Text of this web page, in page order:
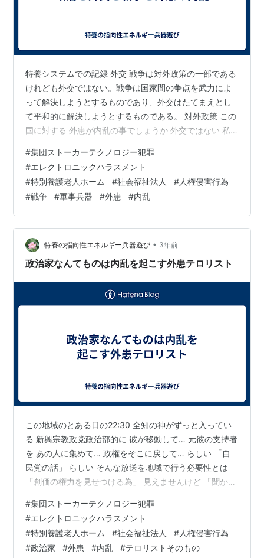
特養システムでの記録 外交 戦争は対外政策の一部である
けれども外交ではない。戦争は国家間の争点を武力によ
って解決しようとするものであり、外交はたてまえとし
て平和的に解決しようとするものである。 対外政策 この
国に対する 外患が内乱の事でしょうか 外交ではない 私
間の争点 第二次世界大戦で脳みそが止まっている 外患が
内乱の事でしょうか 建前として平和的 我々が政府として
この国の為にと言いながら 外患が内乱の事でしょうか 軍
事兵器を使う それは戦争でしょう この国に対して戦争を
行っている政府が この国の国内で外交ではない戦争を行
っている 外患が…
#集団ストーカーテクノロジー犯罪
#エレクトロニックハラスメント
#特別養護老人ホーム #社会福祉法人 #人権侵害行為
#戦争 #軍事兵器 #外患 #内乱
特養の指向性エネルギー兵器遊び • 3年前
政治家なんてものは内乱を起こす外患テロリスト
この地域のとある日の22:30 全知の神がずっと入ってい
る 新興宗教政党政治部的に 彼が移動して… 元彼の支持者
を あの人に集めて… 政権をそこに戻して… らしい 「自
民党の話」 らしい そんな放送を地域で行う必要性とは
「創価の権力を見せつける為」 見えませんけど 「聞かせ
の新興宗教信者だけだと この国の国民は思っているので
選挙で選ばれる人は外患だという認識 この国の選挙はこ
の国の選挙ではない マインドコントロールでそうなった
のか 「見ていてそうなった」 この地域では特にそうかも
#集団ストーカーテクノロジー犯罪
#エレクトロニックハラスメント
#特別養護老人ホーム #社会福祉法人 #人権侵害行為
#政治家 #外患 #内乱 #テロリストそのもの